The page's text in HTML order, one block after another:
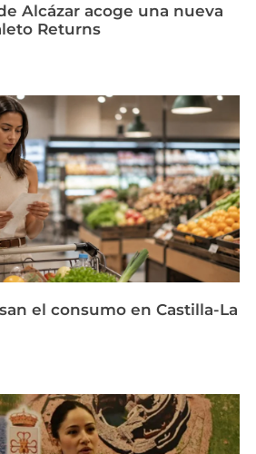
Alcázar acoge una nueva
Returns
el consumo en Castilla-La